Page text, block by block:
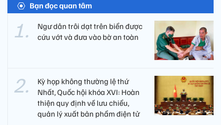
Bạn đọc quan tâm
Ngư dân trôi dạt trên biển được
cứu vớt và đưa vào bờ an toàn
Kỳ họp không thường lệ thứ
Nhất, Quốc hội khóa XVI: Hoàn
thiện quy định về lưu chiểu,
quản lý xuất bản phẩm điện tử